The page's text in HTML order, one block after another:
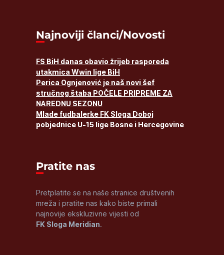
Najnoviji članci/Novosti
FS BiH danas obavio žrijeb rasporeda
utakmica Wwin lige BiH
Perica Ognjenović je naš novi šef
stručnog štaba POČELE PRIPREME ZA
NAREDNU SEZONU
Mlade fudbalerke FK Sloga Doboj
pobjednice U-15 lige Bosne i Hercegovine
Pratite nas
Pretplatite se na naše stranice društvenih
mreža i pratite nas kako biste primali
najnovije ekskluzivne vijesti od
FK Sloga Meridian.